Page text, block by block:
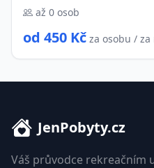
až 0 osob
od 450 Kč za osobu / za
JenPobyty.cz
Váš průvodce rekreačním